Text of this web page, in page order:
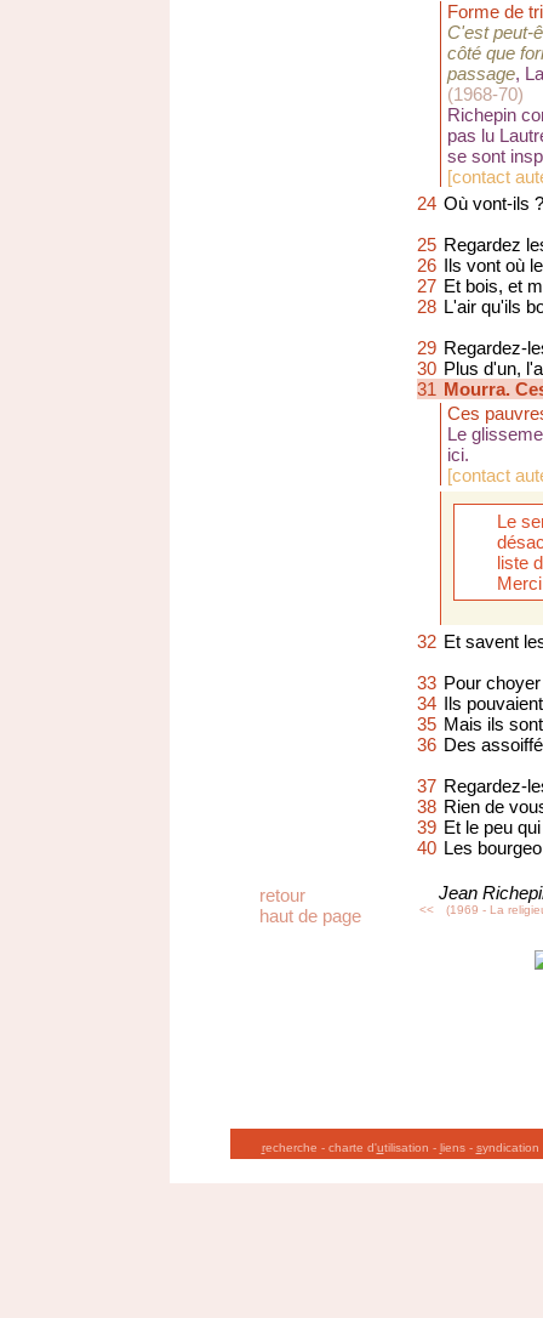
Forme de
C'est peut-
côté que
passage,
(1968-70)
Richepin
pas lu
se sont
[contact
24 Où vont-ils
25 Regardez
26 Ils vont où
27 Et bois, et
28 L'air qu'ils
29 Regardez-
30 Plus d'un,
31 Mourra.
Ces
Le
ici.
[contact
Le
liste
32 Et savent
33 Pour
34 Ils
35 Mais ils
36 Des
37 Regardez-
38 Rien de
39 Et le peu
40 Les
Jean
<< (1969 - La
retour
haut de page
recherche - charte d'utilisation - liens- syndication